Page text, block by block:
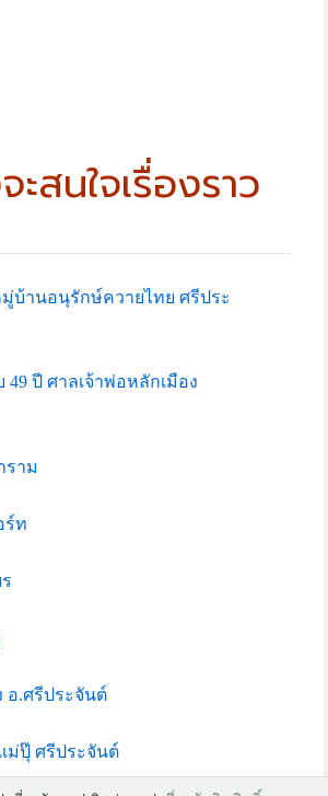
สนใจเรื่องราว
บ้านอนุรักษ์ควายไทย ศรีประ
49 ปี ศาลเจ้าพ่อหลักเมือง
ราม
ร์ท
อ.ศรีประจันต์
ม่ปุ๊ ศรีประจันต์